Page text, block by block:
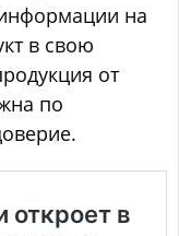
на
в свою
от
по